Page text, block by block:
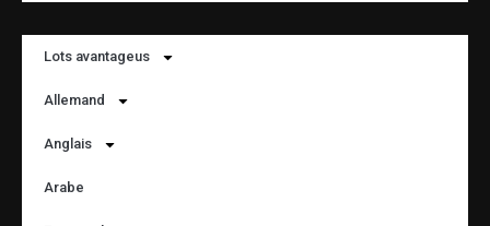
Lots avantageus
Allemand
Anglais
Arabe